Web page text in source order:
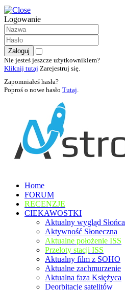
Logowanie
Nie jesteś jeszcze użytkownikiem?
Kliknij tutaj Zarejestruj się.
Zapomniałeś hasła?
Poproś o nowe hasło Tutaj.
Home
FORUM
RECENZJE
CIEKAWOSTKI
Aktualny wygląd Słońca
Aktywność Słoneczna
Aktualne położenie ISS
Przeloty stacji ISS
Aktualny film z SOHO
Aktualne zachmurzenie
Aktualna faza Księżyca
Deorbitacje satelitów